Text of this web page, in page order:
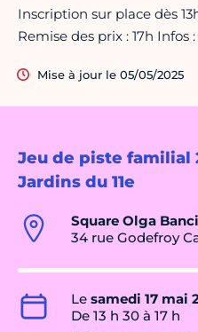
Jeu de piste familial
Jardins du 11e
Square Olga
34 rue Godefroy
Le samedi 17 mai
De 13 h 30 à 17 h
Inscription sur place dès
Remise des prix : 17h Infos :
Mise à jour le 05/05/2025